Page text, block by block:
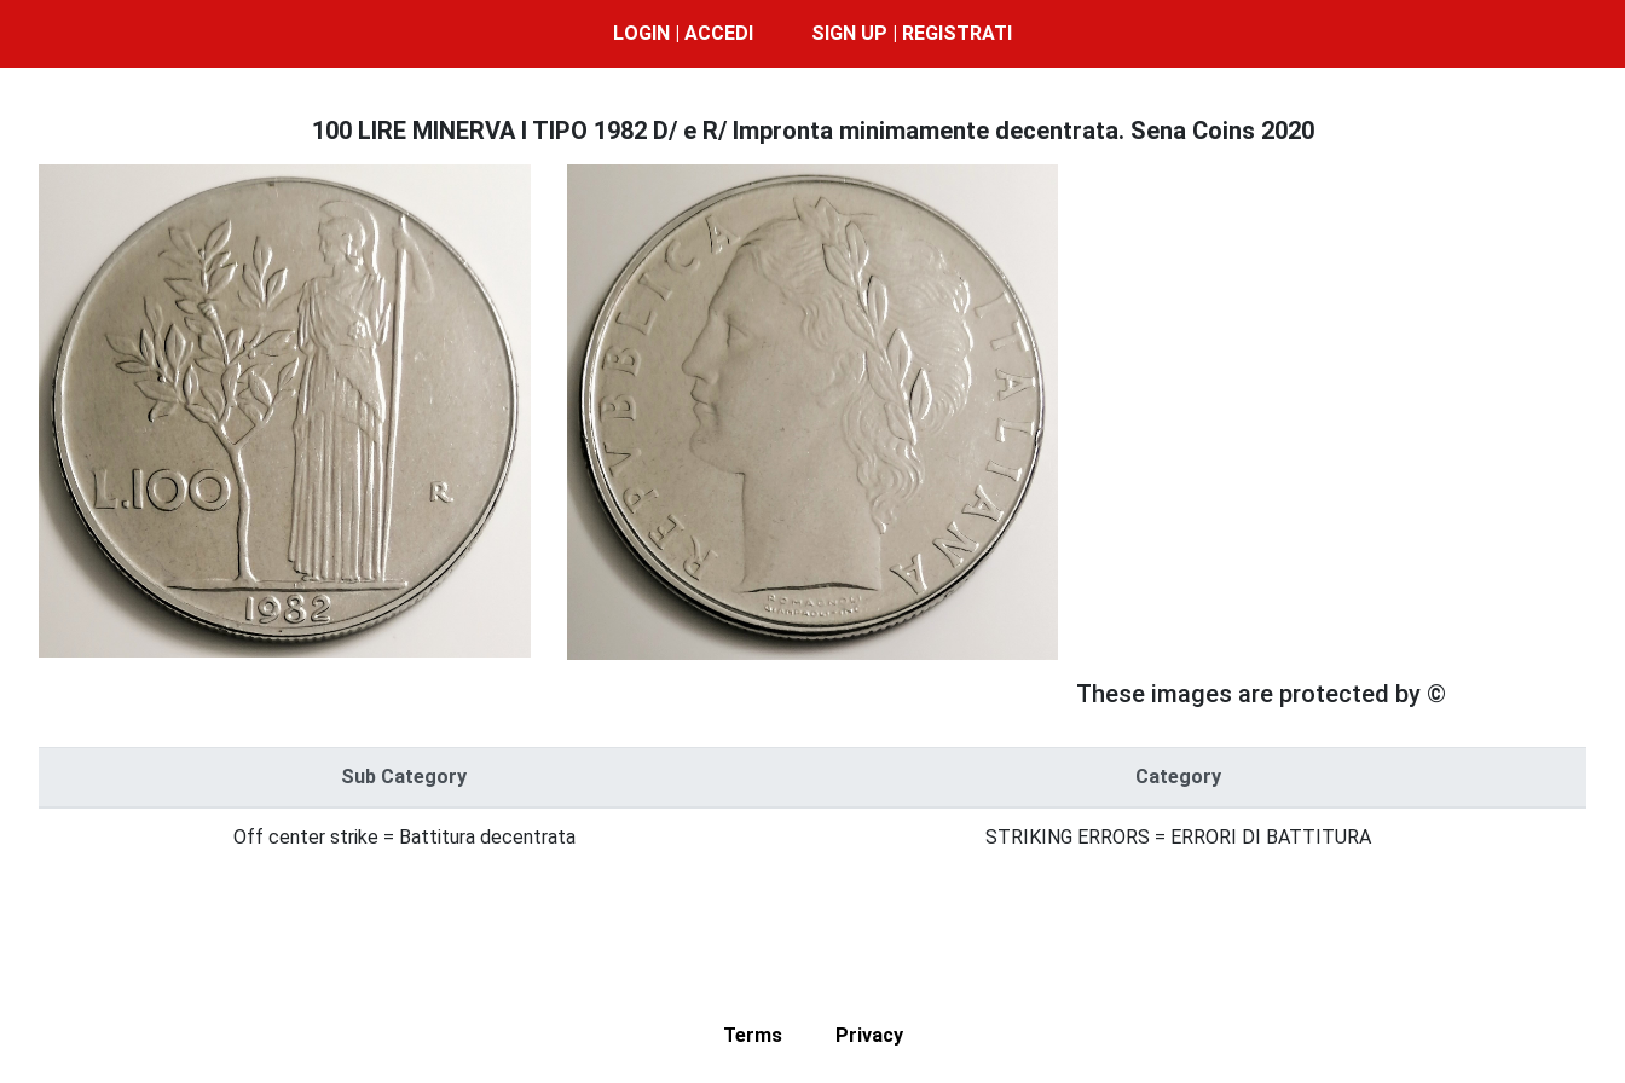
LOGIN | ACCEDI SIGN UP | REGISTRATI
100 LIRE MINERVA I TIPO 1982 D/ e R/ Impronta minimamente decentrata. Sena Coins 2020
These images are protected by ©
Sub Category Category
Off center strike = Battitura decentrata STRIKING ERRORS = ERRORI DI BATTITURA
Terms Privacy